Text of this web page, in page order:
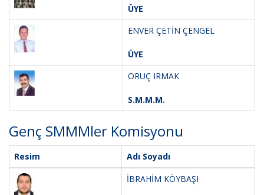
ÜYE
ENVER ÇETİN ÇENGEL
ÜYE
ORUÇ IRMAK
S.M.M.M.
Genç SMMMler Komisyonu
Resim
Adı Soyadı
İBRAHİM KÖYBAŞI